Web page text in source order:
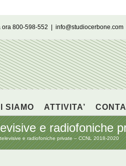
ora 800-598-552 info@studiocerbone.com
SIAMO ATTIVITA’
e radiofoniche
e radiofoniche private – CCNL 2018-2020